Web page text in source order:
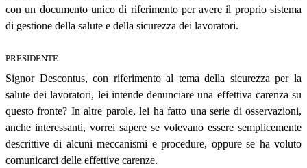
con un documento unico di riferimento per avere il proprio sistema
di gestione della salute e della sicurezza dei lavoratori.
PRESIDENTE
Signor Descontus, con riferimento al tema della sicurezza per la
salute dei lavoratori, lei intende denunciare una effettiva carenza su
questo fronte? In altre parole, lei ha fatto una serie di osservazioni,
anche interessanti, vorrei sapere se volevano essere semplicemente
descrittive di alcuni meccanismi e procedure, oppure se ha voluto
comunicarci delle effettive carenze.